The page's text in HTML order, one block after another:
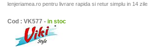
lenjeriamea.ro pentru livrare rapida si retur simplu in 14 zile.
Cod : VK577 - in stoc